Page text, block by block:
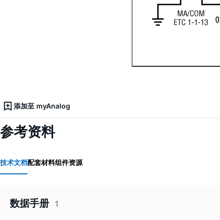
添加至 myAnalog
参考资料
技术文档配套材料组件资源
数据手册 1